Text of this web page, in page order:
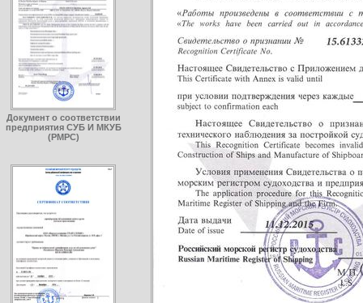
Документ о соответствии
предприятия СУБ И МКУБ
(РМРС)